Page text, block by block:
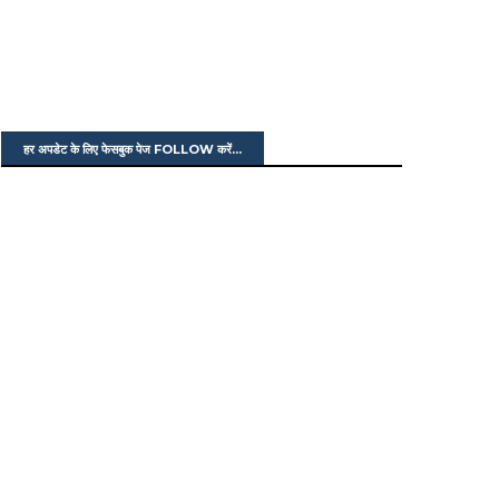
हर अपडेट के लिए फेसबुक पेज FOLLOW करें...